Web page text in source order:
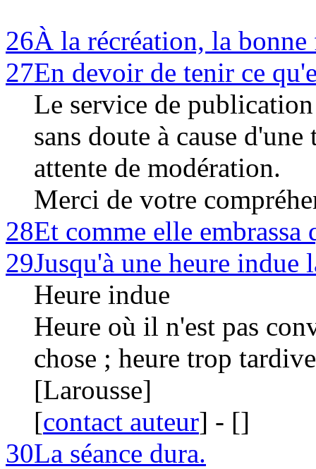
26À la récréation, la bonne
27En devoir de tenir ce
Le service de
sans doute à cause
attente de modération.
Merci de votre
28Et comme elle embrassa
29Jusqu'à une heure indue
Heure indue
Heure où il n'est pas
chose ; heure trop tardive
[Larousse]
[contact auteur] - []
30La séance dura.